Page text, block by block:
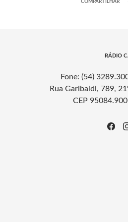
COMPARTILHAR
RÁDIO
Fone: (54)
Rua Garibaldi, 789,
CEP